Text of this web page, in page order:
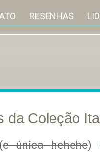
RESENHAS
da Coleção
e única hehehe)